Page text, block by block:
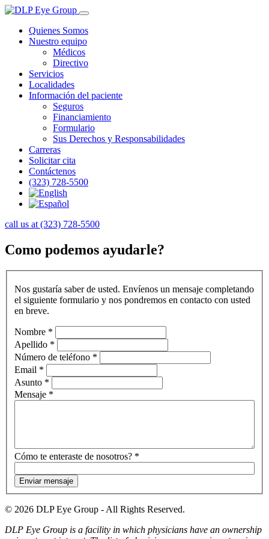
Quienes Somos
Nuestro equipo
Médicos
Directivo
Servicios
Localidades
Información del paciente
Seguros
Financiamiento
Formulario
Sus Derechos y Responsabilidades
Carreras
Solicitar cita
Contáctenos
(323) 728-5500
call us at (323) 728-5500
Como podemos ayudarle?
Nos gustaría saber de usted. Envíenos un mensaje completando
el siguiente formulario y nos pondremos en contacto con usted
en breve.
Nombre *
Apellido *
Número de teléfono *
Email *
Asunto *
Mensaje *
Cómo te enteraste de nosotros? *
If
you
are
human,
leave
this
field
Enviar mensaje
© 2026 DLP Eye Group - All Rights Reserved.
DLP Eye Group is a facility in which physicians have an ownership